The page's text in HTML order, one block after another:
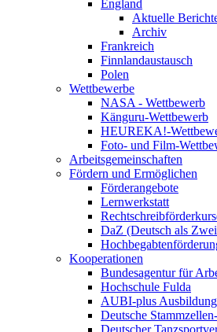
England
Aktuelle
Archiv
Frankreich
Finnlandaustausch
Polen
Wettbewerbe
NASA - Wettbewerb
Känguru-Wettbewerb
HEUREKA!-
Foto- und Film-
Arbeitsgemeinschaften
Fördern und Ermöglichen
Förderangebote
Lernwerkstatt
DaZ (Deutsch als
Kooperationen
Bundesagentur für
Hochschule Fulda
AUBI-plus
Deutsche